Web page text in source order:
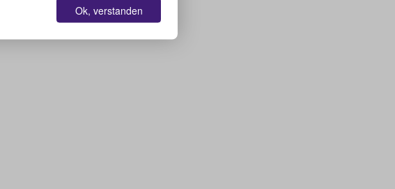
Ok, verstanden